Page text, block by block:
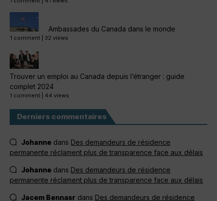
Ambassades du Canada dans le monde
1 comment 32 views
Trouver un emploi au Canada depuis l’étranger : guide
complet 2024
1 comment 44 views
Derniers commentaires
Johanne dans Des demandeurs de résidence
permanente réclament plus de transparence face aux délais
Johanne dans Des demandeurs de résidence
permanente réclament plus de transparence face aux délais
Jacem Bennasr dans Des demandeurs de résidence